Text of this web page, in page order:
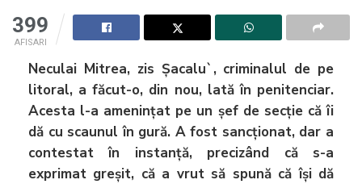
399
AFISARI
Neculai Mitrea, zis Șacalu`, criminalul de pe
litoral, a făcut-o, din nou, lată în penitenciar.
Acesta l-a amenințat pe un șef de secție că îi
dă cu scaunul în gură. A fost sancționat, dar a
contestat în instanță, precizând că s-a
exprimat greșit, că a vrut să spună că își dă